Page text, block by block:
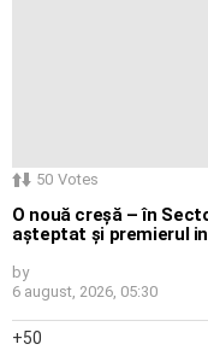
50 Votes
O nouă creșă – în
așteptat și premierul
by
6 august, 2026, 05:30
50